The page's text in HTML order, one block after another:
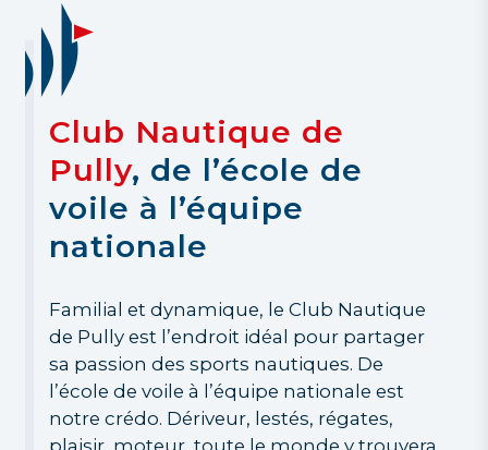
Club Nautique de
Pully, de l’école de
voile à l’équipe
nationale
Familial et dynamique, le Club Nautique
de Pully est l’endroit idéal pour partager
sa passion des sports nautiques. De
l’école de voile à l’équipe nationale est
notre crédo. Dériveur, lestés, régates,